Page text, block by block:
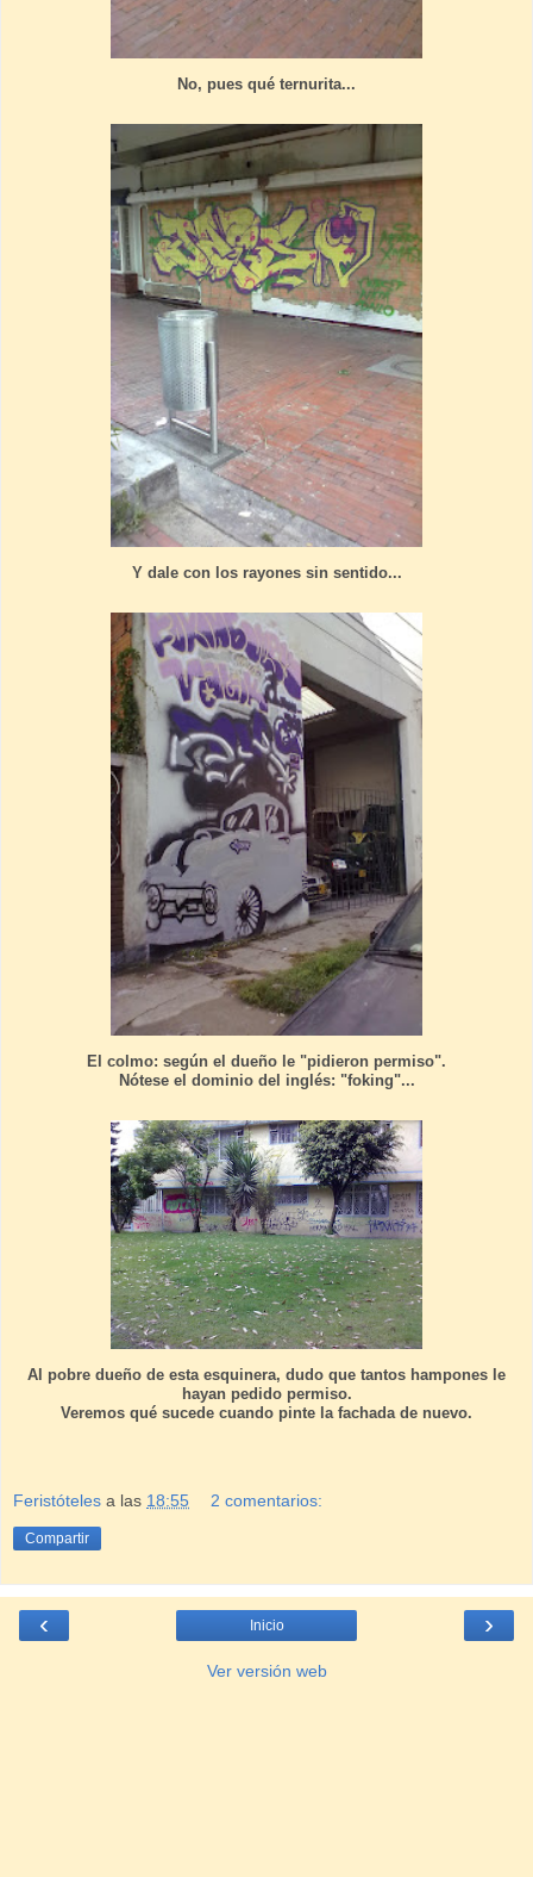
No, pues qué ternurita...
Y dale con los rayones sin sentido...
El colmo: según el dueño le "pidieron permiso".
Nótese el dominio del inglés: "foking"...
Al pobre dueño de esta esquinera, dudo que tantos hampones le
hayan pedido permiso.
Veremos qué sucede cuando pinte la fachada de nuevo.
Feristóteles a las 18:55 2 comentarios:
Compartir
‹ ›
Inicio
Ver versión web